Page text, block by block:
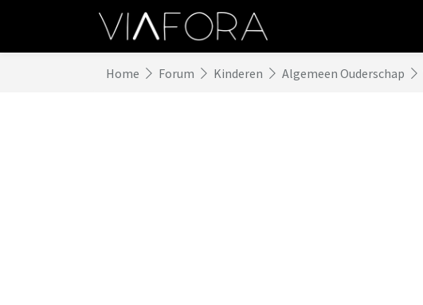
Home Forum Kinderen Algemeen Ouderschap